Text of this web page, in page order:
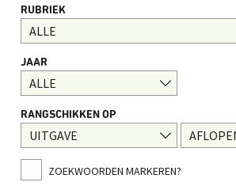
RUBRIEK
JAAR
RANGSCHIKKEN OP
ZOEKWOORDEN MARKEREN?